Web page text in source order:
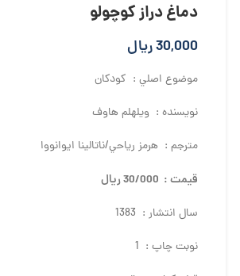
دماغ دراز كوچولو
30,000ریال
موضوع اصلي : كودكان
نويسنده : ويلهلم هاوف
مترجم : هرمز رياحي/ناتالينا ايوانووا
قيمت : 30/000 ريال
سال انتشار : 1383
نوبت چاپ : 1